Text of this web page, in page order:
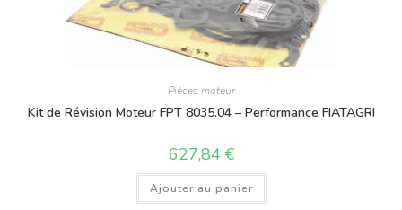
Pièces moteur
Kit de Révision Moteur FPT 8035.04 – Performance FIATAGRI
627,84 €
Ajouter au panier